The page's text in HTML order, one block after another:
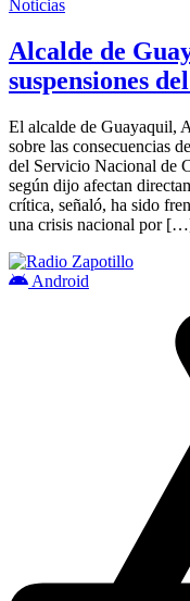
Noticias
Alcalde de
suspensiones
El alcalde de Guayaquil,
sobre las consecuencias
del Servicio Nacional de
según dijo afectan
crítica, señaló, ha sido
una crisis nacional por
Android